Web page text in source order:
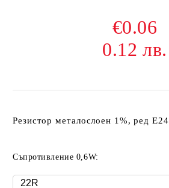
€0.06
0.12 лв.
Резистор металослоен 1%, ред Е24
Съпротивление 0,6W: